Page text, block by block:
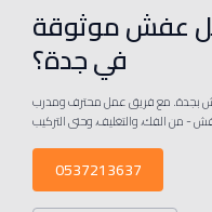
عفش موثوقة
في جدة؟
بجدة. مع فريق عمل محترف ومدرب
0537213637